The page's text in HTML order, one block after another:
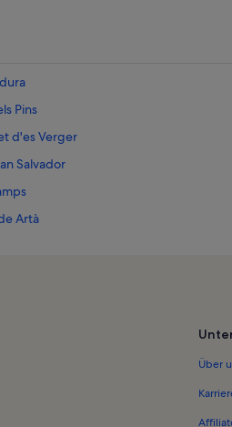
Pins
d'es Verger
Salvador
Artà
Strand
Über